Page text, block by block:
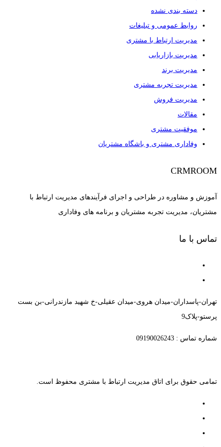
دسته بندی نشده
روابط عمومی و تبلیغات
مدیریت ارتباط با مشتری
مدیریت بازاریابی
مدیریت برند
مدیریت تجربه مشتری
مدیریت فروش
مقالات
موفقیت مشتری
وفاداری مشتری و باشگاه مشتریان
CRMROOM
آموزش و مشاوره در طراحی و اجرای فرآیندهای مدیریت ارتباط با
مشتریان، مدیریت تجربه مشتریان و برنامه های وفاداری
تماس با ما
تهران-پاسداران-میدان هروی-میدان عقیلی-خ شهید مازندرانی-بن بست
پرستو-پلاک9
شماره تماس : 09190026243
تمامی حقوق برای اتاق مدیریت ارتباط با مشتری محفوظ است.